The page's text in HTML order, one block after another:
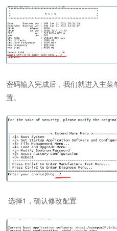
密码输入完成后，我们就进入主
置。
选择1，确认修改配置